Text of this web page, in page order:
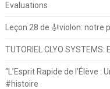
Evaluations
Leçon 28 de 🎻violon:
TUTORIEL CLYO SYSTEMS:
“L’Esprit Rapide de l’Élève :
#histoire